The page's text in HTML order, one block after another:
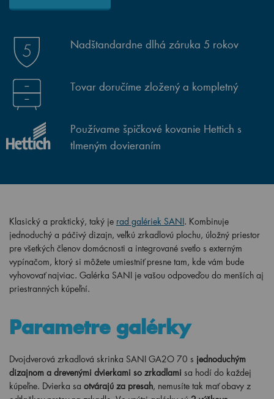
Nadštandardne dlhá záruka 5 rokov
Tovar doručíme zložený a kompletný
Používame špičkové kovanie Hettich s
tlmeným dovieraním
Klasický a praktický, taký je rad galériek SANI. Kombinuje
jednoduchý a páčivý dizajn, veľkú zrkadlovú plochu, úložný priestor
pre všetkých členov domácnosti a integrované svetlo s externým
vypínačom, ktorý si môžete umiestniť presne tam, kde vám bude
vyhovovať najviac. Galérka SANI je vašou odpoveďou do menších aj
priestranných kúpeľní.
Parametre galérky
Dvojdverová zrkadlová skrinka SANI GA2O 70 s jednoduchým
dizajnom a drevenými dvierkami so zrkadlami sa hodí do každej
kúpeľne. Dvierka sa otvárajú za presah, nemusíte tak mať obavy z